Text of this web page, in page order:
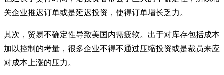
关企业推迟订单或是延迟投资，使得订单增长乏力。
其次，贸易不确定性导致美国内需疲软。出于对库存包括成本
加以控制的考量，很多企业不得不通过压缩投资或是裁员来应
对成本上涨的压力。